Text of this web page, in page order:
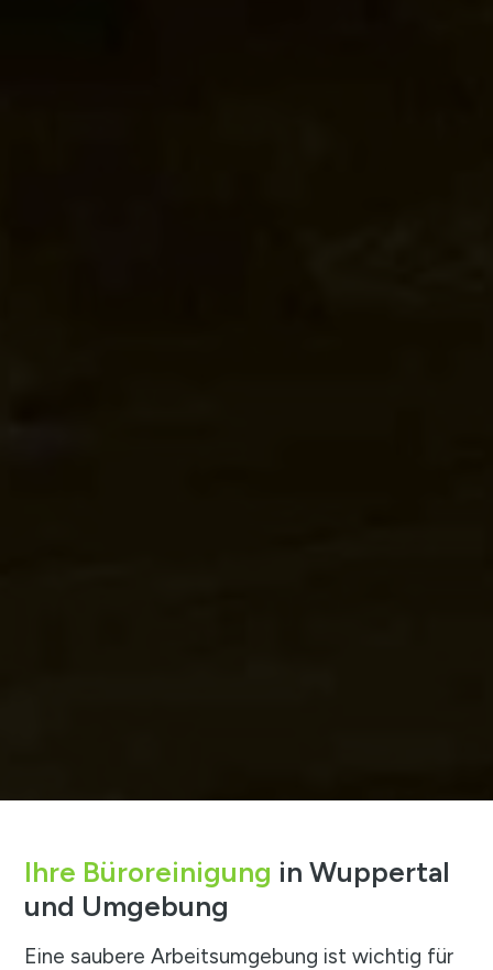
Ihre Büroreinigung in Wuppertal
und Umgebung
Eine saubere Arbeitsumgebung ist wichtig für